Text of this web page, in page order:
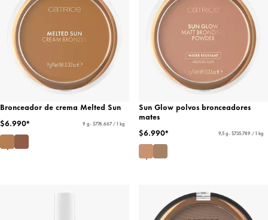
Bronceador de crema Melted Sun
$6.990*
9 g - $776.667 / 1 kg
Sun Glow polvos bronceadores
mates
$6.990*
9,5 g - $735.789 / 1 kg